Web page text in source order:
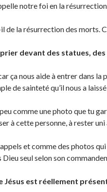
notre foi en la
de la résurrection des morts.
devant des statues,
ça nous aide à entrer dans la
de sainteté qu’il nous a
comme une photo que tu
à cette personne, à rester
et comme des photos
seul selon son
Jésus est réellement